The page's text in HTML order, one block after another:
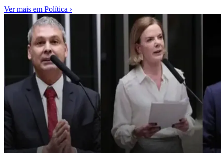
Ver mais em Política ›